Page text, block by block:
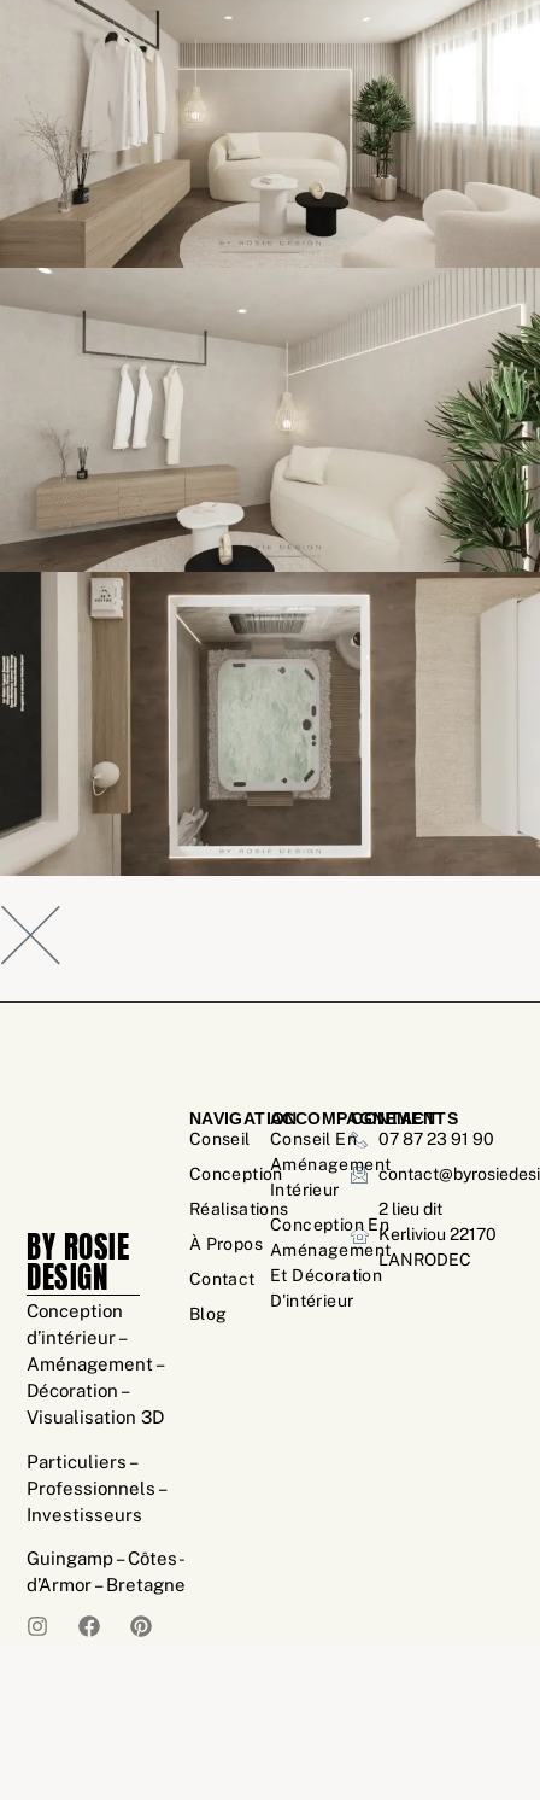
BY ROSIE
DESIGN
Conception
d’intérieur –
Aménagement –
Décoration –
Visualisation 3D
Particuliers –
Professionnels –
Investisseurs
Guingamp – Côtes-
d’Armor – Bretagne
ACCOMPAGNEMENTS
Conseil En
Aménagement
Intérieur
Conception En
Aménagement
Et Décoration
D'intérieur
NAVIGATION
Conseil
Conception
Réalisations
À Propos
Contact
Blog
CONTACT
07 87 23 91 90
2 lieu dit
Kerliviou 22170
LANRODEC